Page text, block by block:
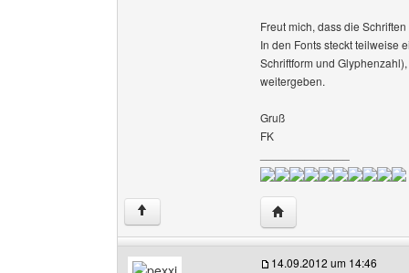
Freut mich, dass die
In den Fonts steckt teilweise
Schriftform und
weitergeben.
Gruß
FK
↑ Website dieses
14.09.2012 um 14:46